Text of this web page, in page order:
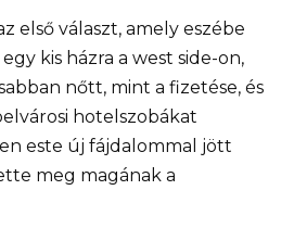
első választ, amely eszébe
kis házra a west side-on,
nőtt, mint a fizetése, és
hotelszobákat
este új fájdalommal jött
meg magának a